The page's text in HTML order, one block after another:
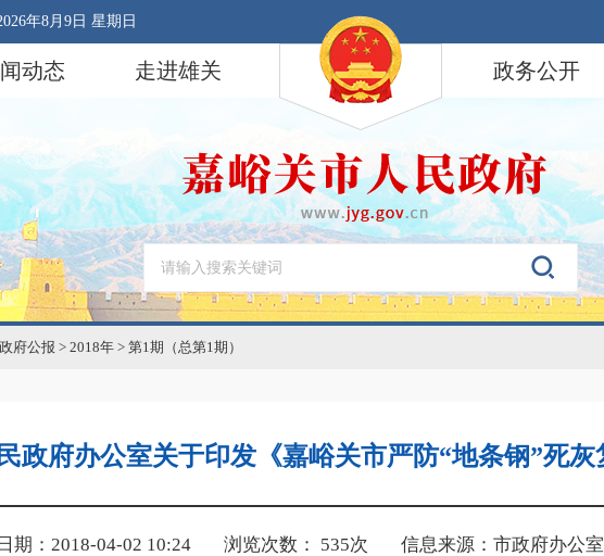
年8月9日 星期日
动态 走进雄关 政务公开
政府公报 > 2018年 > 第1期（总第1期）
政府办公室关于印发《嘉峪关市严防“地条钢”死
期：2018-04-02 10:24 浏览次数： 535次 信息来源：市政府办公室